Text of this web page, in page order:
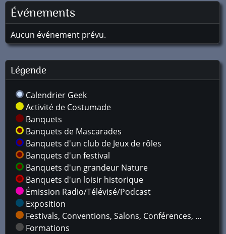
Événements
Aucun événement prévu.
Légende
Calendrier Geek
Activité de Costumade
Banquets
Banquets de Mascarades
Banquets d'un club de Jeux de rôles
Banquets d'un festival
Banquets d'un grandeur Nature
Banquets d'un loisir historique
Émission Radio/Télévisé/Podcast
Exposition
Festivals, Conventions, Salons, Conférences, ...
Formations